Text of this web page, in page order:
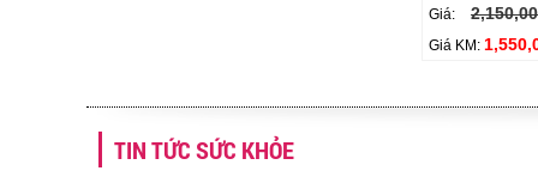
TRÁN MICROLIFE - FR1MF1
Giá KM:750,000 đ Giỏ hàng
Giá:
Giá KM:
TIN TỨC SỨC KHỎE